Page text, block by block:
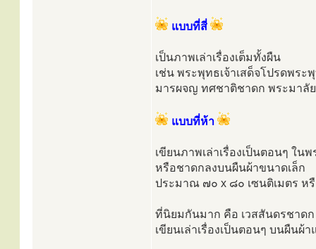
แบบที่สี่
เป็นภาพเล่าเรื่องเต็มทั้งผืน
เช่น พระพุทธเจ้าเสด็จโปรดพระ
มารผจญ ทศชาติชาดก พระมาลัย
แบบที่ห้า
เขียนภาพเล่าเรื่องเป็นตอนๆ ใน
หรือชาดกลงบนผืนผ้าขนาดเล็ก
ประมาณ ๗๐ x ๘๐ เซนติเมตร ห
ที่นิยมกันมาก คือ เวสสันดรชาด
เขียนเล่าเรื่องเป็นตอนๆ บนผืนผ้